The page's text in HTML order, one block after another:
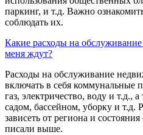
паркинг, и т.д. Важно
соблюдать их.
Какие расходы на
меня ждут?
Расходы на обслуживание
включать в себя коммунальные
газ, электричество, воду и т.д.,
садом, бассейном, уборку и т.д.
зависеть от региона и
писали выше.